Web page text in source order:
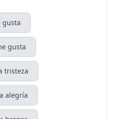
gusta
gusta
tristeza
alegría